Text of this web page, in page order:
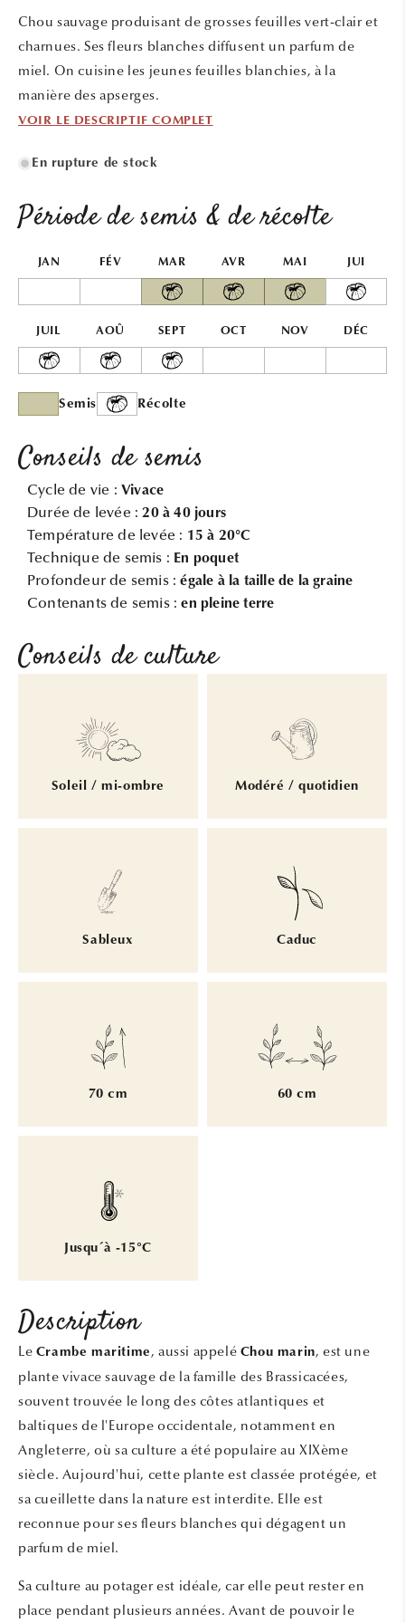
fenêtre
modale
Chou sauvage produisant de grosses feuilles vert-clair et
charnues. Ses fleurs blanches diffusent un parfum de
miel. On cuisine les jeunes feuilles blanchies, à la
manière des apserges.
VOIR LE DESCRIPTIF COMPLET
En rupture de stock
Période de semis & de récolte
JAN FÉV MAR AVR MAI JUI
JUIL AOÛ SEPT OCT NOV DÉC
Semis Récolte
Conseils de semis
Cycle de vie : Vivace
Durée de levée :20 à 40 jours
Température de levée : 15 à 20°C
Technique de semis : En poquet
Profondeur de semis :égale à la taille de la graine
Contenants de semis :en pleine terre
Conseils de culture
Soleil / mi-ombre Modéré / quotidien
Sableux Caduc
70 cm 60 cm
Jusqu´à -15°C
Description
Le Crambe maritime , aussi appelé Chou marin, est une
plante vivace sauvage de la famille des Brassicacées,
souvent trouvée le long des côtes atlantiques et
baltiques de l'Europe occidentale, notamment en
Angleterre, où sa culture a été populaire au XIXème
siècle. Aujourd'hui, cette plante est classée protégée, et
sa cueillette dans la nature est interdite. Elle est
reconnue pour ses fleurs blanches qui dégagent un
parfum de miel.
Sa culture au potager est idéale, car elle peut rester en
place pendant plusieurs années. Avant de pouvoir le